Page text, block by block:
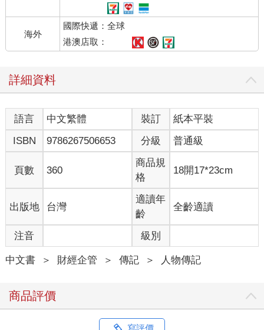
幾週後，華德到蓋格斯家玩，蓋格斯認為華德等了幾週才來，是
因為「在此期間，他在確認我們只是單純的怪人，還是危險的狂
熱分子。」
他們在那裡玩的遊戲令人大開眼界，跟當時其他遊戲都不一樣。
大多數戰棋遊戲，你控制的是一支軍隊或一群士兵，但在這款遊
法師或盜賊，或是擔綱更荒謬的角色。既然它是個奇幻世界，如
果你願意的話，可以成為精靈或矮人。而且你對這個被稱為角色
的人，擁有完全的控制權。如果一群邪惡的騎士擋在你面前，你
的角色可以嘗試偷偷溜過去、跟他們戰鬥，或者試著說服騎士放
你走，這取決於你。如果你想讓你的角色詠唱「愛的藥水九號」
（Love Potion No．9）來分散一個獨眼巨人（cyclops）的注意
力，你也可以做到。這時，你可能會失敗，你的角色可能會死
亡。畢竟，如果獨眼巨人不喜歡音樂，它可能會用你的股骨做牙
籤，但是失敗的存在，只會使每個選擇更加重要。這是一股全然
蓋格斯告訴華德，它叫做「龍與地下城」。
隨著歲月流逝，華德成了TSR固定的外包接案者，蓋格斯也信任
他。華德閱讀並對他的作品提出意見。他設計了《變形阿爾法》
（Metamorphosis Alpha），第一個科幻虛構角色扮演遊戲。他謙
虛地將遊戲中的船以自己的名字命名，稱之為「守望者」
用他。
他在1984年遭到解雇，但18個月後又重新被雇用。受雇接替他的
定支付薪水的名單上，但他承包了這間公司非常大量的工作，因
海外
國際快遞：全球
港澳店取：
詳細資料
語言 中文繁體 裝訂
紙本平裝
ISBN
9786267506653 分級 普通級
頁數 360
商品規
格
18開17*23cm
出版地 台灣
適讀年
齡
全齡適讀
注音 級別
中文書 ＞ 財經企管 ＞ 傳記 ＞ 人物傳記
商品評價